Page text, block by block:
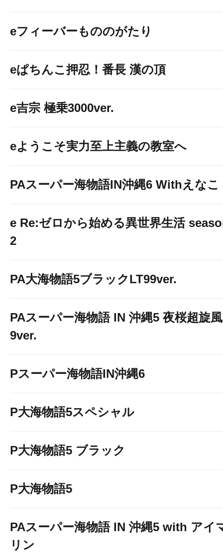
eフィーバーもののがたり
eぱちんこ押忍！番長 漢の頂
e吉宗 極乗3000ver.
eようこそ実力至上主義の教室へ
PAスーパー海物語IN沖縄6 Withえなこ
e Re:ゼロから始める異世界生活
2
PA大海物語5ブラックLT99ver.
PAスーパー海物語 IN 沖縄5 夜桜超旋
9ver.
Pスーパー海物語IN沖縄6
P大海物語5スペシャル
P大海物語5 ブラック
P大海物語5
PAスーパー海物語 IN 沖縄5 with アイ
リン